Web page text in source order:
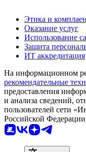
Этика и
Оказание услуг
Использование
Защита
ИТ аккредитация
На информационном
рекомендательные
предоставления
и анализа сведений,
пользователей сети
Российской